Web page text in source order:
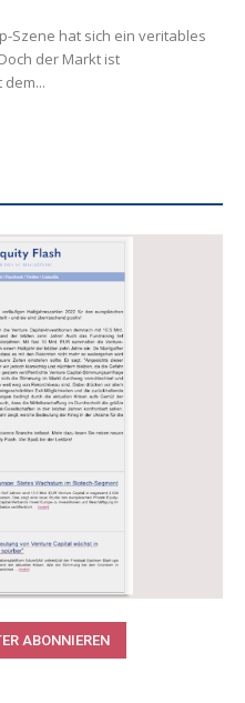
Szene hat sich ein veritables
der Markt ist
ABONNIEREN